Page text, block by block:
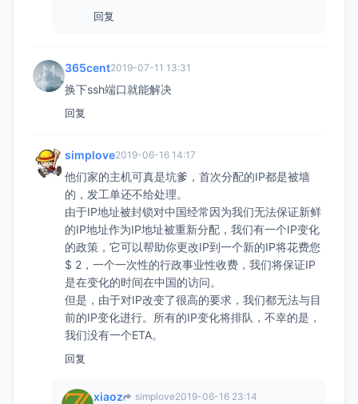
回复
365cent2019-07-11 13:31
换下ssh端口就能解决
回复
simplove2019-06-16 14:17
他们家的主机可真是坑爹，首次分配的IP都是被墙
的，发工单还不给处理。
由于IP地址被封锁对中国经常因为我们无法保证新鲜
的IP地址作为IP地址被重新分配，我们有一个IP变化
的政策，它可以帮助你更改IP到一个新的IP将花费您
$ 2，一个一次性的行政事业性收费，我们将保证IP
是在变化的时间在中国的访问。
但是，由于对IP改变了很高的要求，我们都无法与目
前的IP变化进行。所有的IP变化将排队，不幸的是，
我们没有一个ETA。
回复
xiaoz simplove2019-06-16 23:14